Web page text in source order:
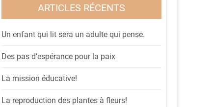
ARTICLES RÉCENTS
Un enfant qui lit sera un adulte qui pense.
Des pas d’espérance pour la paix
La mission éducative!
La reproduction des plantes à fleurs!